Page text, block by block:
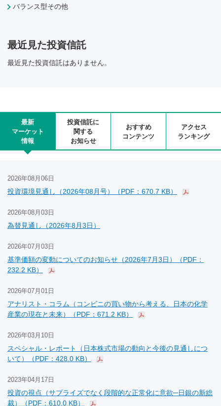
バランス型その他
最近見た投資信託
最近見た投資信託はありません。
最新
マーケット
情報
投資信託に
関する
お知らせ
おすすめ
コンテンツ
アクセス
ランキング
2026年08月06日
投資環境見通し（2026年08月号）（PDF：670.7 KB）
2026年08月03日
為替見通し（2026年8月3日）
2026年07月03日
基準価額の変動についてのお知らせ（2026年7月3日）（PDF：
232.2 KB）
2026年07月01日
アナリスト・コラム（コンビニの買い物から考える、日本の化学
産業の現在と未来）（PDF：671.2 KB）
2026年03月10日
スペシャル・レポート（日本株式市場の動向と今後の見通しにつ
いて）（PDF：428.0 KB）
2023年04月17日
投資の視点（サプライズでなく段階的な正常化に意欲─日銀の新総
裁）（PDF：610.0 KB）